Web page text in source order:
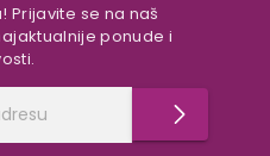
Prijavite se na naš
ponude i